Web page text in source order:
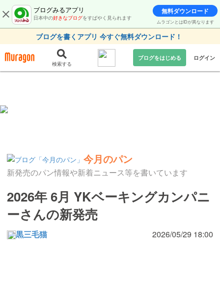
ブログみるアプリ
日本中の好きなブログをすばやく見られます
無料ダウンロード
ムラゴンとはIDが異なります
ブログを書くアプリ 今すぐ無料ダウンロード！
検索する
ブログをはじめる ログイン
今月のパン
新発売のパン情報や新着ニュース等を書いています
2026年 6月 YKベーキングカンパニ
ーさんの新発売
黒三毛猫 2026/05/29 18:00